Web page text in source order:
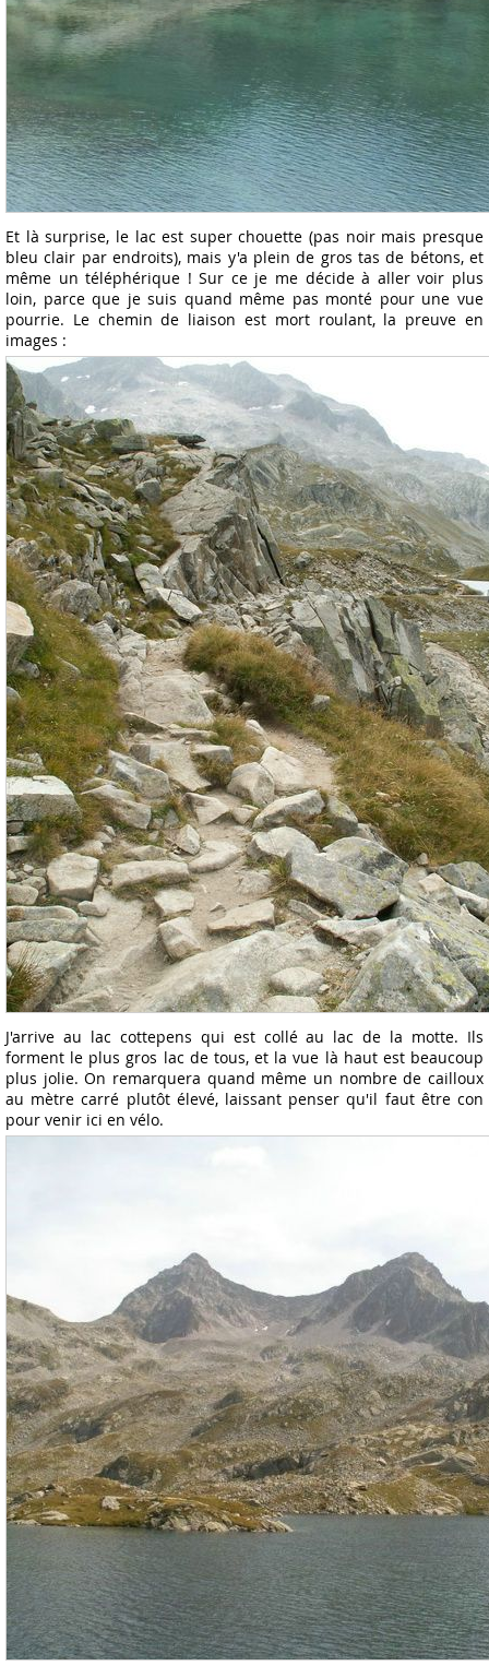
Et là surprise, le lac est super chouette (pas noir mais presque
bleu clair par endroits), mais y'a plein de gros tas de bétons, et
même un téléphérique ! Sur ce je me décide à aller voir plus
loin, parce que je suis quand même pas monté pour une vue
pourrie. Le chemin de liaison est mort roulant, la preuve en
images :
J'arrive au lac cottepens qui est collé au lac de la motte. Ils
forment le plus gros lac de tous, et la vue là haut est beaucoup
plus jolie. On remarquera quand même un nombre de cailloux
au mètre carré plutôt élevé, laissant penser qu'il faut être con
pour venir ici en vélo.